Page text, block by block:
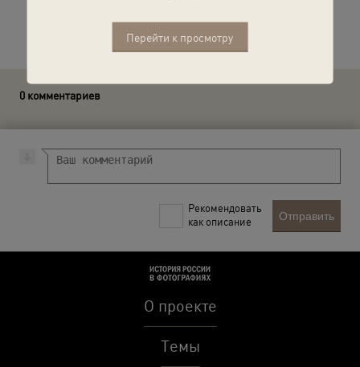
Перейти к просмотру
Расскажите друзьям об этом фото
0 комментариев
Рекомендовать
как описание
Отправить
О проекте
Темы